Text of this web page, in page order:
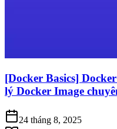
[Docker Basics]
lý Docker Image
24 tháng 8, 2025